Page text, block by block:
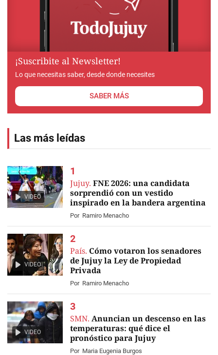
¡Suscribite al Newsletter!
Lo que necesitas saber, desde donde necesites
SABER MÁS
Las más leídas
VIDEO
Jujuy. FNE 2026: una candidata
sorprendió con un vestido
inspirado en la bandera argentina
Por Ramiro Menacho
VIDEO
País. Cómo votaron los senadores
de Jujuy la Ley de Propiedad
Privada
Por Ramiro Menacho
VIDEO
SMN. Anuncian un descenso en las
temperaturas: qué dice el
pronóstico para Jujuy
Por Maria Eugenia Burgos